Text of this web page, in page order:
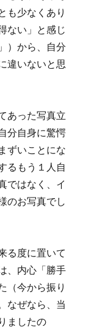
も少なくあり
ない」と感じ
）から、自分
違いないと思
あった写真立
分自身に驚愕
ずいことにな
るもう１人自
ではなく、イ
のお写真でし
る度に置いて
、内心「勝手
（今から振り
なぜなら、当
ましたの